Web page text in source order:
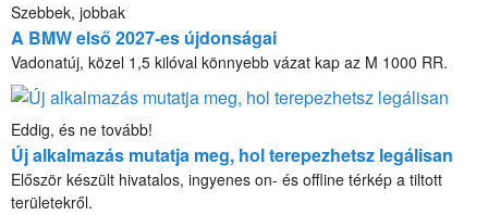
Szebbek, jobbak
A BMW első 2027-es újdonságai
Vadonatúj, közel 1,5 kilóval könnyebb vázat kap az M 1000 RR.
Eddig, és ne tovább!
Új alkalmazás mutatja meg, hol terepezhetsz legálisan
Először készült hivatalos, ingyenes on- és offline térkép a tiltott
területekről.